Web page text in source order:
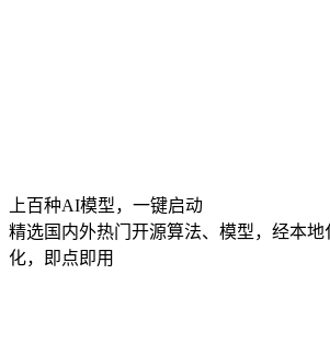
上百种AI模型，一键启动
精选国内外热门开源算法、模型，经本
化，即点即用